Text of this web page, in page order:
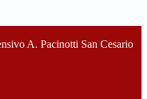
A. Pacinotti San Cesario